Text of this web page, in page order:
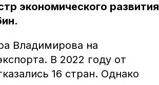
экономического развития
Владимирова на
В 2022 году от
16 стран. Однако